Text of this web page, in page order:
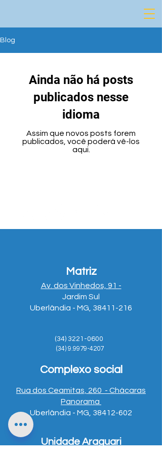
Blog
Ainda não há posts
publicados nesse
idioma
Assim que novos posts forem
publicados, você poderá vê-los
aqui.
Matriz
Av. dos Vinhedos, 91 -
Jardim Sul
Uberlândia - MG, 38411-216
(34) 3221-0600
(34) 9.9979-4207
Complexo social
Rua dos Ceamitas, 260 - Chácaras
Panorama
Uberlândia - MG, 38412-602
Unidade Araguari